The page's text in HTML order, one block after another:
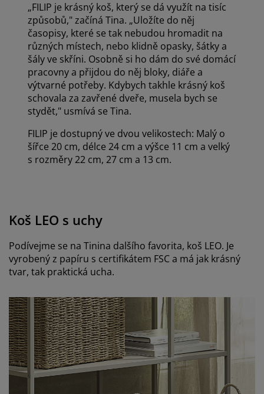
„FILIP je krásný koš, který se dá využít na tisíc
způsobů," začíná Tina. „Uložíte do něj
časopisy, které se tak nebudou hromadit na
různých místech, nebo klidně opasky, šátky a
šály ve skříni. Osobně si ho dám do své domácí
pracovny a přijdou do něj bloky, diáře a
výtvarné potřeby. Kdybych takhle krásný koš
schovala za zavřené dveře, musela bych se
stydět," usmívá se Tina.
FILIP je dostupný ve dvou velikostech: Malý o
šířce 20 cm, délce 24 cm a výšce 11 cm a velký
s rozměry 22 cm, 27 cm a 13 cm.
Koš LEO s uchy
Podívejme se na Tinina dalšího favorita, koš LEO. Je
vyrobený z papíru s certifikátem FSC a má jak krásný
tvar, tak praktická ucha.